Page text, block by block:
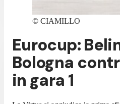
© CIAMILLO
Eurocup:
Bologna
in gara 1